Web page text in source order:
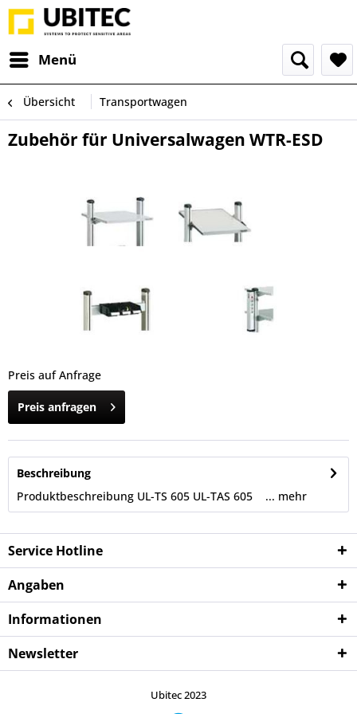
Menü
Übersicht Transportwagen
Zubehör für Universalwagen WTR-ESD
Preis auf Anfrage
Preis anfragen
Beschreibung
Produktbeschreibung UL-TS 605 UL-TAS 605 ... mehr
Service Hotline
Angaben
Informationen
Newsletter
Ubitec 2023